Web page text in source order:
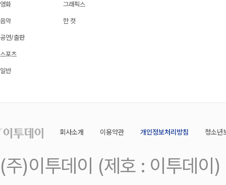
영화
음악
공연/출판
스포츠
일반
그래픽스
한 컷
회사소개 이용약관 개인정보처리방침 청소년
(주)이투데이 (제호 : 이투데